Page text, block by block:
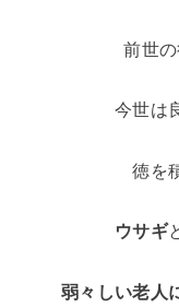
前世
今世は
徳を
ウサギ
弱々しい老人